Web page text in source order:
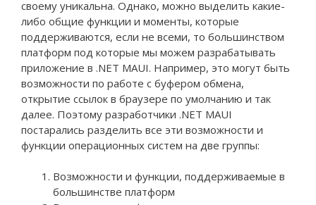
своему уникальна. Однако, можно выделить какие-
либо общие функции и моменты, которые
поддерживаются, если не всеми, то большинством
платформ под которые мы можем разрабатывать
приложение в .NET MAUI. Например, это могут быть
возможности по работе с буфером обмена,
открытие ссылок в браузере по умолчанию и так
далее. Поэтому разработчики .NET MAUI
постарались разделить все эти возможности и
функции операционных систем на две группы:
Возможности и функции, поддерживаемые в
большинстве платформ